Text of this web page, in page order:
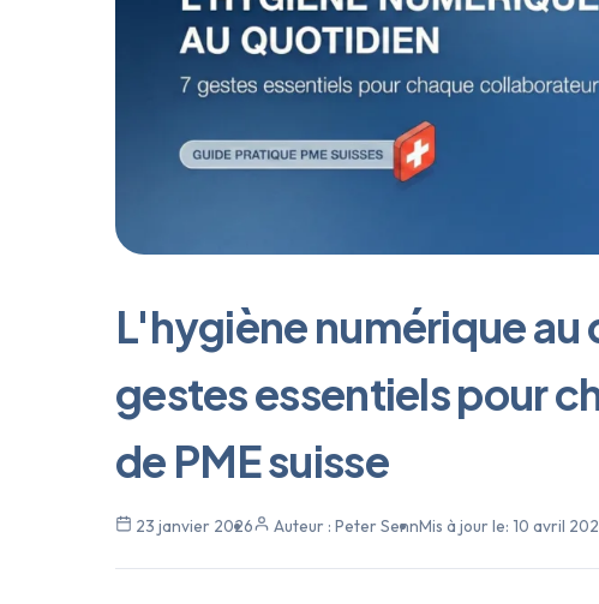
L'hygiène numérique au
gestes essentiels pour
de PME suisse
23 janvier 2026 Auteur : Peter SennMis à jour le: 10 avril